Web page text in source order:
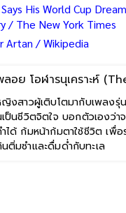
His World Cup
/ The New York Times
Artan / Wikipedia
อย โอฬารนุเคราะห์
งสาวผู้เติบโตมากับเพลงรุ่
ป็นชีวิตจิตใจ บอกตัวเองว่า
ได้ ก้มหน้าก้มตาใช้ชีวิต เพื่
ติ่มซำและดื่มด่ำกับทะเล